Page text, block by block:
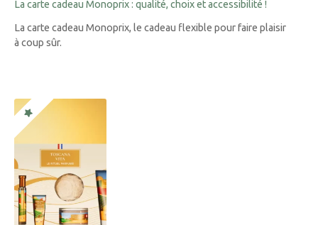
La carte cadeau Monoprix : qualité, choix et accessibilité !
La carte cadeau Monoprix, le cadeau flexible pour faire plaisir
à coup sûr.